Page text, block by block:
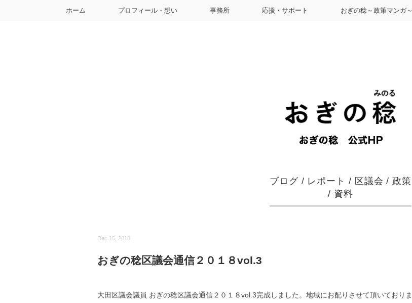
ホーム プロフィール・想い 事務所 応援・サポート おぎの稔～政策マンガ～
ブログ/ レポート / 区議会 /政策
/ 資料
Dec 15, 2018
おぎの稔区議会通信２０１８vol.3
大田区議会議員 おぎの稔区議会通信２０１８vol.3完成しました。地域にお配りさせて頂いておりま